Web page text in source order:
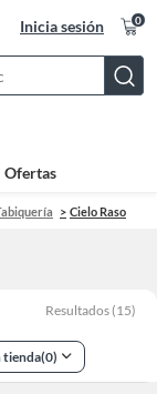
Inicia sesión 0
Bar
Ofertas
Cielo Raso
Resultados (15)
tienda(0)